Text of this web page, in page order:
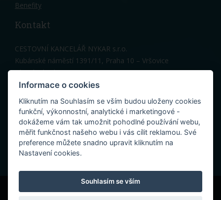
Benefity
Kontakt
CESTOVNÍ KANCELÁŘ NYKAR s.r.o.
Kubánské náměstí 1391/11, Praha 10 – Vršovice
Hlavní vchod, 3 patro
Telefon: 603 150 317
Kancelář Praha:
nykar@nykar.cz
Penzion Cres (Melinka): cres@nykar.cz
Informace o cookies
Kliknutím na Souhlasím se vším budou uloženy cookies
funkční, výkonnostní, analytické i marketingové -
dokážeme vám tak umožnit pohodlné používání webu,
měřit funkčnost našeho webu i vás cílit reklamou. Své
preference můžete snadno upravit kliknutím na
Nastavení cookies.
Souhlasím se vším